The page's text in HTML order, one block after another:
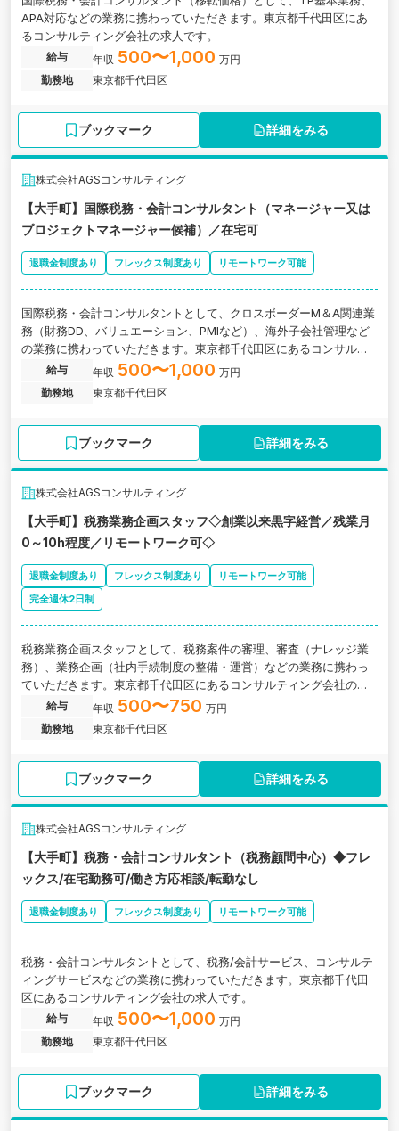
APA対応などの業務に携わっていただきます。東京都千代田区にあ
るコンサルティング会社の求人です。
給与 年収 500〜1,000 万円
勤務地
東京都千代田区
ブックマーク 詳細をみる
株式会社AGSコンサルティング
【大手町】国際税務・会計コンサルタント（マネージャー又は
プロジェクトマネージャー候補）／在宅可
退職金制度あり フレックス制度あり リモートワーク可能
国際税務・会計コンサルタントとして、クロスボーダーM＆A関連業
務（財務DD、バリュエーション、PMIなど）、海外子会社管理など
の業務に携わっていただきます。東京都千代田区にあるコンサルテ
ィング会社の求人です。
給与 年収 500〜1,000 万円
勤務地
東京都千代田区
ブックマーク 詳細をみる
株式会社AGSコンサルティング
【大手町】税務業務企画スタッフ◇創業以来黒字経営／残業月
0～10h程度／リモートワーク可◇
退職金制度あり フレックス制度あり
リモートワーク可能
完全週休2日制
税務業務企画スタッフとして、税務案件の審理、審査（ナレッジ業
務）、業務企画（社内手続制度の整備・運営）などの業務に携わっ
ていただきます。東京都千代田区にあるコンサルティング会社の求
人です。
給与 年収 500〜750 万円
勤務地
東京都千代田区
ブックマーク 詳細をみる
株式会社AGSコンサルティング
【大手町】税務・会計コンサルタント（税務顧問中心）◆フレ
ックス/在宅勤務可/働き方応相談/転勤なし
退職金制度あり フレックス制度あり リモートワーク可能
税務・会計コンサルタントとして、税務/会計サービス、コンサルテ
ィングサービスなどの業務に携わっていただきます。東京都千代田
区にあるコンサルティング会社の求人です。
給与 年収 500〜1,000 万円
勤務地
東京都千代田区
ブックマーク 詳細をみる